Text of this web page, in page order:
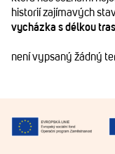
historií zajímavých
vycházka s délkou
není vypsaný žádný